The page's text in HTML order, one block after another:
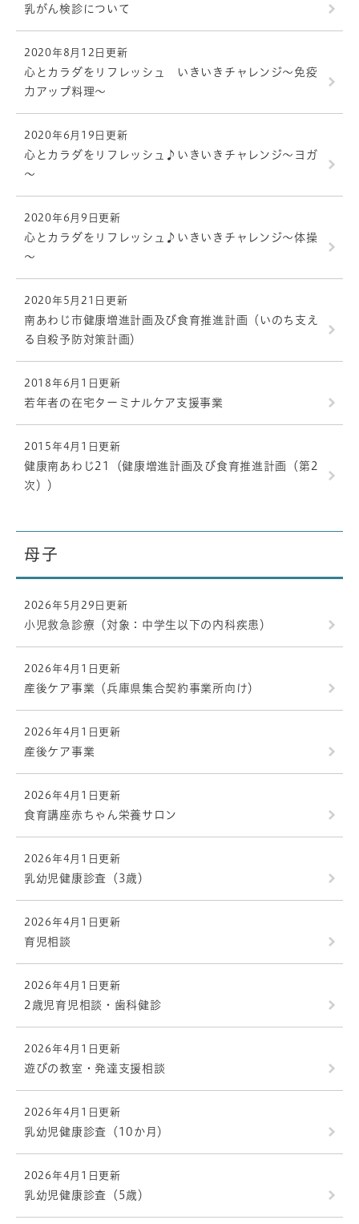
乳がん検診について
2020年8月12日更新
心とカラダをリフレッシュ いきいきチャレンジ～免疫
力アップ料理～
2020年6月19日更新
心とカラダをリフレッシュ♪いきいきチャレンジ～ヨガ
～
2020年6月9日更新
心とカラダをリフレッシュ♪いきいきチャレンジ～体操
～
2020年5月21日更新
南あわじ市健康増進計画及び食育推進計画（いのち支え
る自殺予防対策計画）
2018年6月1日更新
若年者の在宅ターミナルケア支援事業
2015年4月1日更新
健康南あわじ21（健康増進計画及び食育推進計画（第2
次））
母子
2026年5月29日更新
小児救急診療（対象：中学生以下の内科疾患）
2026年4月1日更新
産後ケア事業（兵庫県集合契約事業所向け）
2026年4月1日更新
産後ケア事業
2026年4月1日更新
食育講座赤ちゃん栄養サロン
2026年4月1日更新
乳幼児健康診査（3歳）
2026年4月1日更新
育児相談
2026年4月1日更新
2歳児育児相談・歯科健診
2026年4月1日更新
遊びの教室・発達支援相談
2026年4月1日更新
乳幼児健康診査（10か月）
2026年4月1日更新
乳幼児健康診査（5歳）